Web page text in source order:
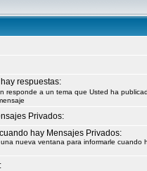
respuestas:
responde a un tema que Usted ha
Privados:
hay Mensajes Privados:
nueva ventana para informarle cuando